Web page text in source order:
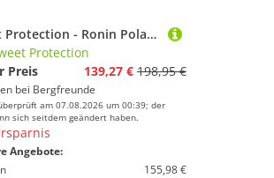
Sweet Protection - Ronin Polarized S4 - Fahrradbrille grau
Protection
Preis
139,27 € 198,95 €
bei Bergfreunde
am 07.08.2026 um 00:39; der
sich seitdem geändert haben.
Angebote:
155,98 €